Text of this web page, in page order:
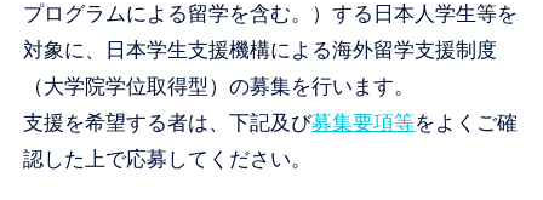
プログラムによる留学を含む。）する日本人学生等を
対象に、日本学生支援機構による海外留学支援制度
（大学院学位取得型）の募集を行います。
支援を希望する者は、下記及び募集要項等をよくご確
認した上で応募してください。